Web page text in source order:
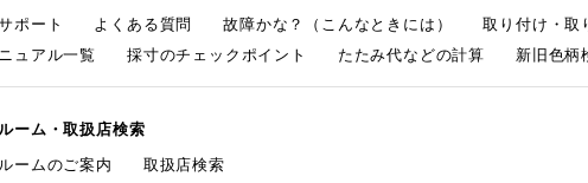
ポート
よくある質問 故障かな？（こんなときには） 取り付け・取
ュアル一覧
採寸のチェックポイント たたみ代などの計算 新旧色柄
ーム・取扱店検索
ームのご案内
取扱店検索